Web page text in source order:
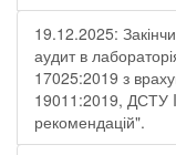
19.12.2025:
аудит в
17025:2019 з
19011:2019, ДСТУ
рекомендацій".